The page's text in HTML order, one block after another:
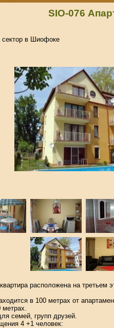
SIO-076
сектор в Шиофоке
расположена на третьем
в 100 метрах от
метрах.
семей, групп друзей.
4 +1 человек: